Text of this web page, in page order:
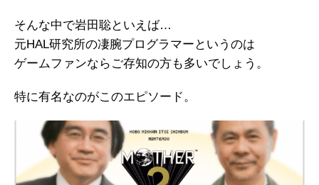
そんな中で岩田聡といえば…
元HAL研究所の凄腕プログラマーというのは
ゲームファンならご存知の方も多いでしょう。
特に有名なのがこのエピソード。